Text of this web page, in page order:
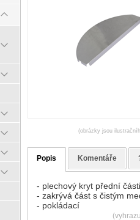
(obrázky jsou
Popis Komentáře
- plechový kryt přední
- zakrývá část s čistým
- pokládací